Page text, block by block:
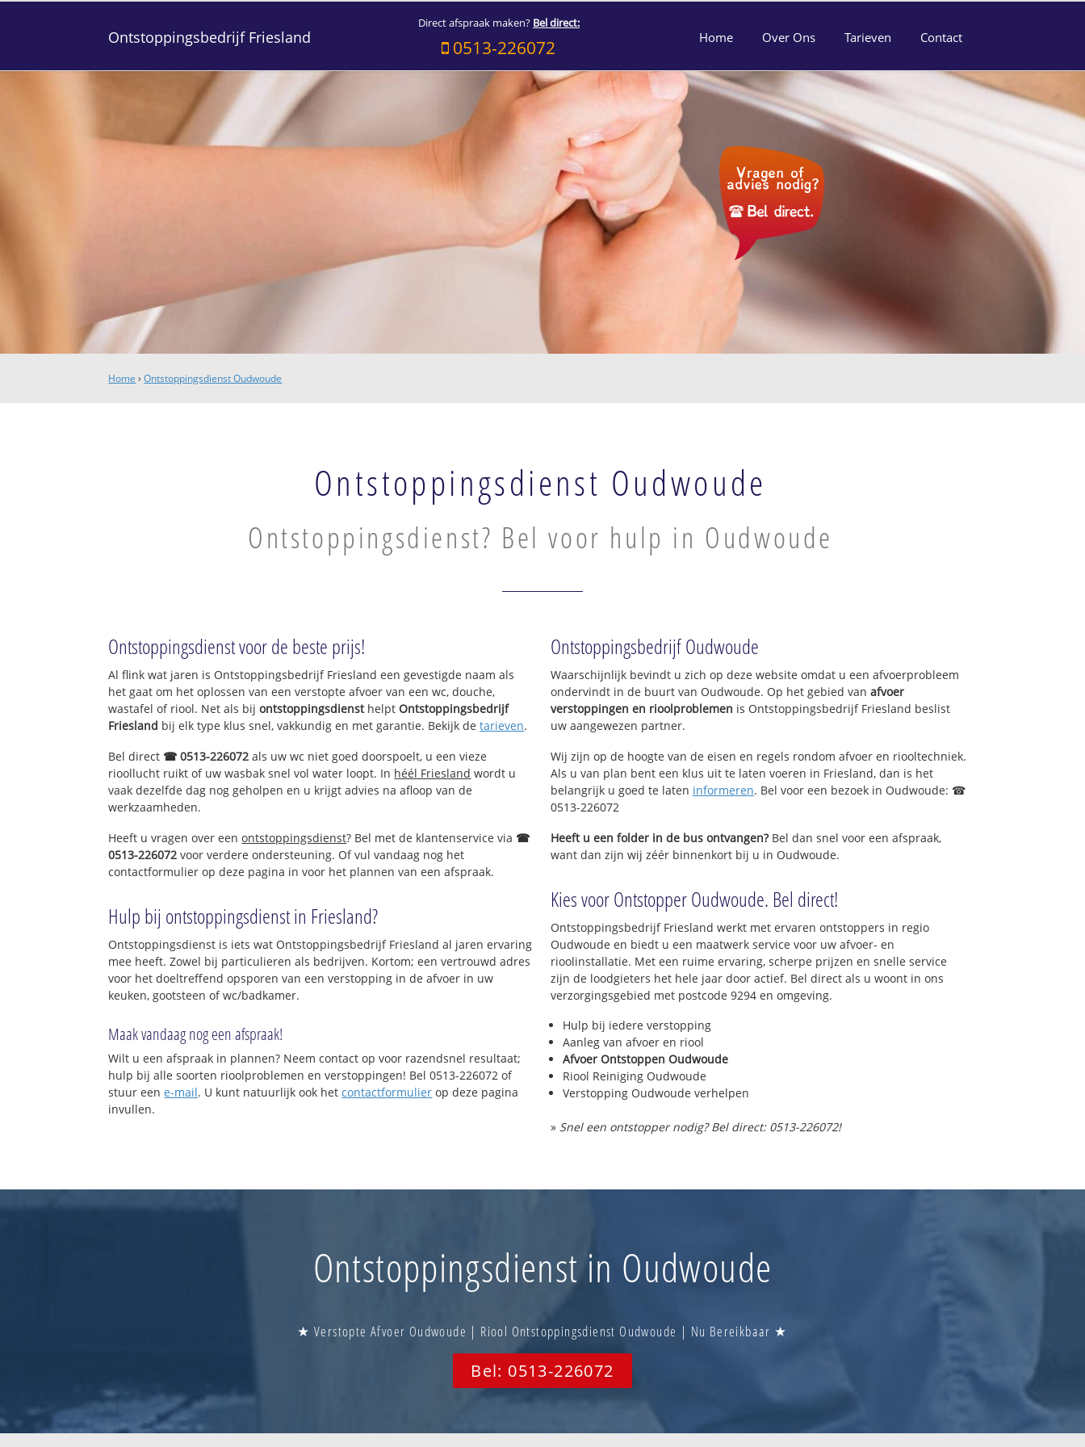
Ontstoppingsbedrijf Friesland
Direct afspraak maken? Bel direct:
0513-226072 Home Over Ons Tarieven Contact
Home ›Ontstoppingsdienst Oudwoude
Ontstoppingsdienst Oudwoude
Ontstoppingsdienst? Bel voor hulp in Oudwoude
Ontstoppingsdienst voor de beste prijs!
Al flink wat jaren is Ontstoppingsbedrijf Friesland een gevestigde naam als
het gaat om het oplossen van een verstopte afvoer van een wc, douche,
wastafel of riool. Net als bijontstoppingsdiensthelptOntstoppingsbedrijf
Friesland bij elk type klus snel, vakkundig en met garantie. Bekijk detarieven.
Bel direct ☎ 0513-226072 als uw wc niet goed doorspoelt, u een vieze
rioollucht ruikt of uw wasbak snel vol water loopt. In héél Friesland wordt u
vaak dezelfde dag nog geholpen en u krijgt advies na afloop van de
werkzaamheden.
Heeft u vragen over eenontstoppingsdienst? Bel met de klantenservice via ☎
0513-226072 voor verdere ondersteuning. Of vul vandaag nog het
contactformulier op deze pagina in voor het plannen van een afspraak.
Hulp bij ontstoppingsdienst in Friesland?
Ontstoppingsdienst is iets wat Ontstoppingsbedrijf Friesland al jaren ervaring
mee heeft. Zowel bij particulieren als bedrijven. Kortom; een vertrouwd adres
voor het doeltreffend opsporen van een verstopping in de afvoer in uw
keuken, gootsteen of wc/badkamer.
Maak vandaag nog een afspraak!
Wilt u een afspraak in plannen? Neem contact op voor razendsnel resultaat;
hulp bij alle soorten rioolproblemen en verstoppingen! Bel 0513-226072 of
stuur eene-mail. U kunt natuurlijk ook hetcontactformulier op deze pagina
invullen.
Ontstoppingsbedrijf Oudwoude
Waarschijnlijk bevindt u zich op deze website omdat u een afvoerprobleem
ondervindt in de buurt van Oudwoude. Op het gebied van afvoer
verstoppingen en rioolproblemen is Ontstoppingsbedrijf Friesland beslist
uw aangewezen partner.
Wij zijn op de hoogte van de eisen en regels rondom afvoer en riooltechniek.
Als u van plan bent een klus uit te laten voeren in Friesland, dan is het
belangrijk u goed te laten informeren. Bel voor een bezoek in Oudwoude: ☎
0513-226072
Heeft u een folder in de bus ontvangen?Bel dan snel voor een afspraak,
want dan zijn wij zéér binnenkort bij u in Oudwoude.
Kies voor Ontstopper Oudwoude. Bel direct!
Ontstoppingsbedrijf Friesland werkt met ervaren ontstoppers in regio
Oudwoude en biedt u een maatwerk service voor uw afvoer- en
rioolinstallatie. Met een ruime ervaring, scherpe prijzen en snelle service
zijn de loodgieters het hele jaar door actief. Bel direct als u woont in ons
verzorgingsgebied met postcode 9294 en omgeving.
Hulp bij iedere verstopping
Aanleg van afvoer en riool
Afvoer Ontstoppen Oudwoude
Riool Reiniging Oudwoude
Verstopping Oudwoude verhelpen
» Snel een ontstopper nodig? Bel direct: 0513-226072!
Ontstoppingsdienst in Oudwoude
★ Verstopte Afvoer Oudwoude | Riool Ontstoppingsdienst Oudwoude | Nu Bereikbaar ★
Bel: 0513-226072